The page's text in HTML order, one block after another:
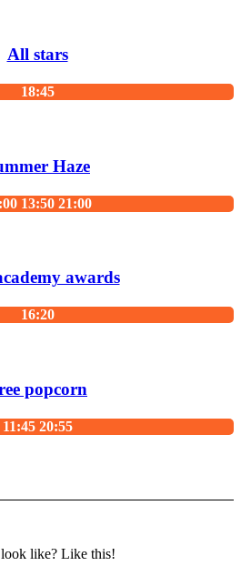
All stars
18:45
Haze
13:50 21:00
awards
16:20
popcorn
11:45 20:55
like? Like this!